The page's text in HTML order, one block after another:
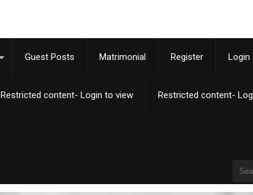
Guest Posts Matrimonial Register Login
Restricted content- Login to view Restricted content-